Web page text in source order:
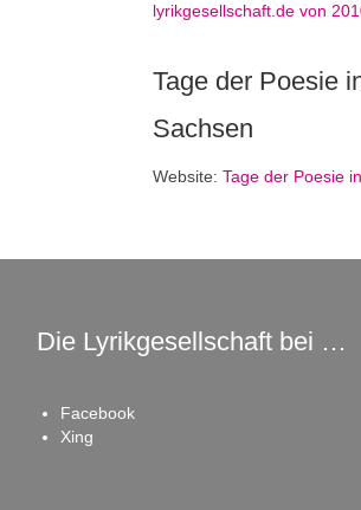
lyrikgesellschaft.de von
Tage der Poesie
Sachsen
Website: Tage der Poesie
Die Lyrikgesellschaft bei …
Facebook
Xing